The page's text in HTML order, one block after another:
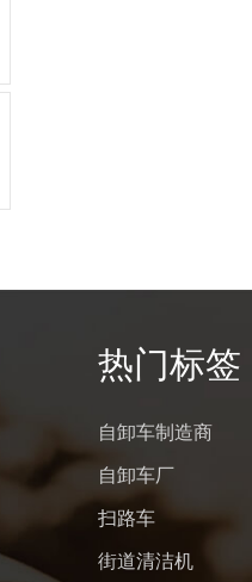
热门标签
自卸车制造商
自卸车厂
扫路车
街道清洁机